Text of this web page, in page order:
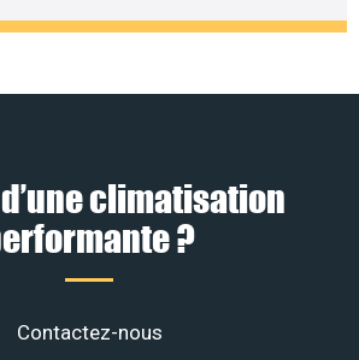
climatisation
?
Contactez-nous